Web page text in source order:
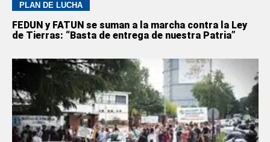
PLAN DE LUCHA
FEDUN y FATUN se suman a la marcha contra la Ley
de Tierras: “Basta de entrega de nuestra Patria”